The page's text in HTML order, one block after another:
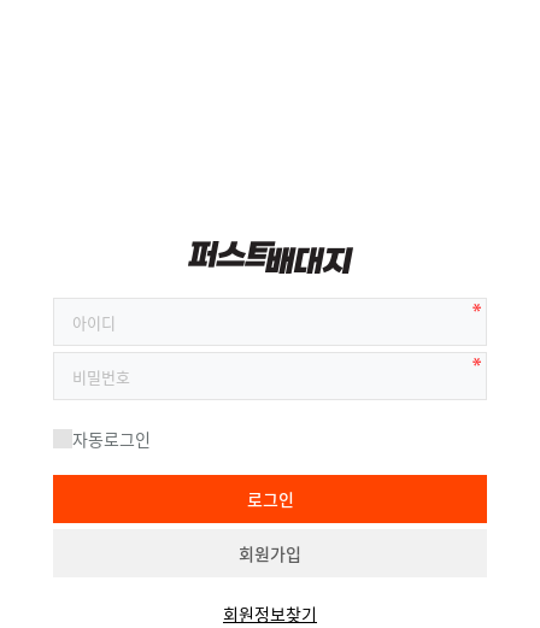
자동로그인
로그인
회원가입
회원정보찾기